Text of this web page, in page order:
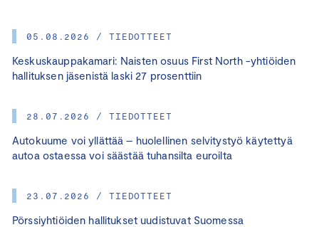
05.08.2026 / TIEDOTTEET
Keskuskauppakamari: Naisten osuus First North -yhtiöiden
hallituksen jäsenistä laski 27 prosenttiin
28.07.2026 / TIEDOTTEET
Autokuume voi yllättää – huolellinen selvitystyö käytettyä
autoa ostaessa voi säästää tuhansilta euroilta
23.07.2026 / TIEDOTTEET
Pörssiyhtiöiden hallitukset uudistuvat Suomessa